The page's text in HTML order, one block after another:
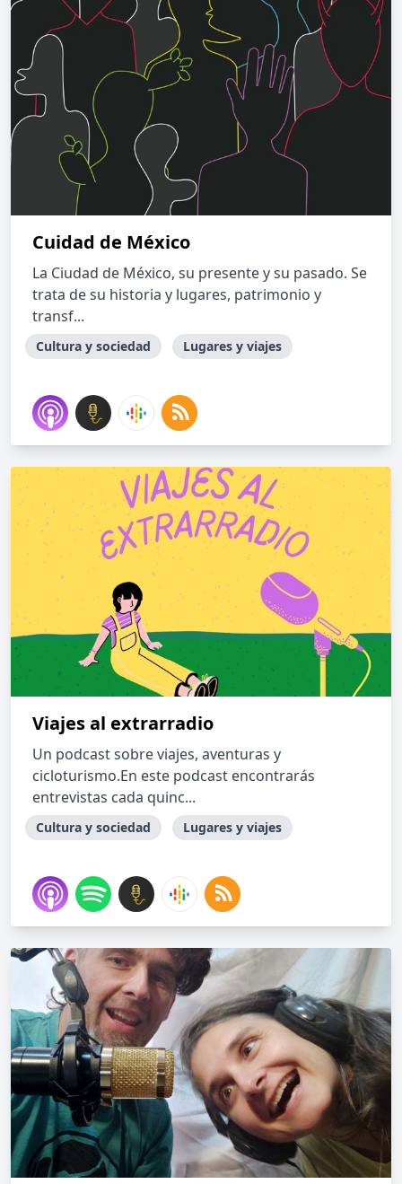
Cuidad de México
La Ciudad de México, su presente y su pasado. Se
trata de su historia y lugares, patrimonio y
transf...
Cultura y sociedad Lugares y viajes
Viajes al extrarradio
Un podcast sobre viajes, aventuras y
cicloturismo.En este podcast encontrarás
entrevistas cada quinc...
Cultura y sociedad Lugares y viajes